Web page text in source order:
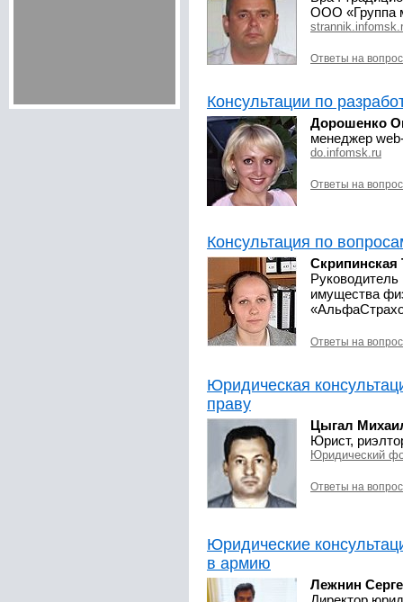
ООО «Группа
Ответы на
Консультации по
Дорошенко
менеджер
do.infomsk.ru
Ответы на
Консультация по
Скрипинская
Руководитель
имущества
Ответы на
Юридическая
праву
Цыгал
Юрист,
Юридический
Ответы на
Юридические
в армию
Лежнин